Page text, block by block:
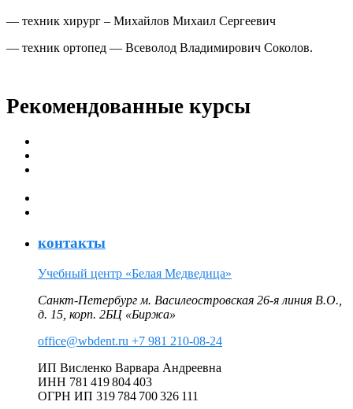
— техник хирург – Михайлов Михаил Сергеевич
— техник ортопед — Всеволод Владимирович Соколов.
Рекомендованные курсы
контакты
Учебный центр «Белая Медведица»
Санкт-Петербург м. Василеостровская 26‑я линия В.О.,
д. 15, корп. 2БЦ «Биржа»
office@wbdent.ru +7 981 210-08-24
ИП Висленко Варвара Андреевна
ИНН 781 419 804 403
ОГРН ИП 319 784 700 326 111